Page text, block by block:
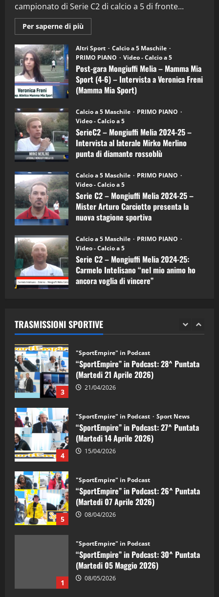
campionato di Serie C2 di calcio a 5 di fronte...
Per saperne di più
informazioni
Post-
gara
Mongiuffi
Melia
–
Mamma
Mia
Sport
6)
–
Intervista
a
mister
Arturo
Carciotto
(Mongiuffi
Altri Sport
Calcio a 5 Maschile
PRIMO PIANO
Video - Calcio a 5
Post-gara Mongiuffi Melia – Mamma Mia
Sport (4-6) – Intervista a Veronica Freni
(Mamma Mia Sport)
Calcio a 5 Maschile
PRIMO PIANO
Video - Calcio a 5
SerieC2 – Mongiuffi Melia 2024-25 –
Intervista al laterale Mirko Merlino
punta di diamante rossoblù
Calcio a 5 Maschile
PRIMO PIANO
Video - Calcio a 5
Serie C2 – Mongiuffi Melia 2024-25 –
Mister Arturo Carciotto presenta la
nuova stagione sportiva
Calcio a 5 Maschile
PRIMO PIANO
Video - Calcio a 5
Serie C2 – Mongiuffi Melia 2024-25:
Carmelo Intelisano “nel mio animo ho
ancora voglia di vincere”
TRASMISSIONI SPORTIVE
2 28/04/2026
3
"SportEmpire" in Podcast
“SportEmpire” in Podcast: 28^ Puntata
(Martedi 21 Aprile 2026)
21/04/2026
4
“SportEmpire” in Podcast: 27^ Puntata
(Martedi 14 Aprile 2026)
15/04/2026
5
“SportEmpire” in Podcast: 26^ Puntata
(Martedi 07 Aprile 2026)
08/04/2026
1
“SportEmpire” in Podcast: 30^ Puntata
(Martedi 05 Maggio 2026)
08/05/2026
2 28/04/2026
3
"SportEmpire" in Podcast
“SportEmpire” in Podcast: 28^ Puntata
(Martedi 21 Aprile 2026)
21/04/2026
4
"SportEmpire" in Podcast Sport News
“SportEmpire” in Podcast: 27^ Puntata
(Martedi 14 Aprile 2026)
15/04/2026
5
"SportEmpire" in Podcast
“SportEmpire” in Podcast: 26^ Puntata
(Martedi 07 Aprile 2026)
08/04/2026
1
"SportEmpire" in Podcast
“SportEmpire” in Podcast: 30^ Puntata
(Martedi 05 Maggio 2026)
08/05/2026